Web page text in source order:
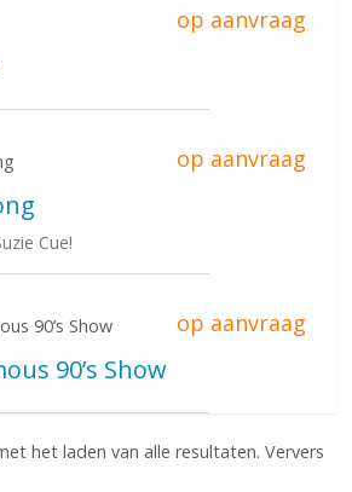
op aanvraag
Cue!
op aanvraag
90’s Show
op aanvraag
het laden van alle resultaten. Ververs